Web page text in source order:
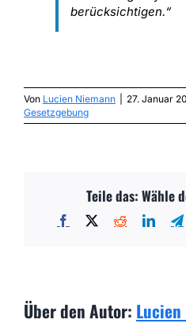
berücksichtigen.“
Von Lucien Niemann 27. Januar
Gesetzgebung
Teile das: Wähle
Facebook Reddit
Über den Autor: